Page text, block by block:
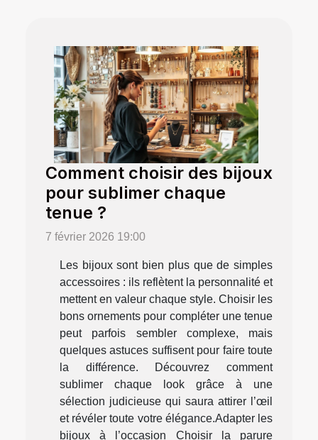
Comment choisir des bijoux
pour sublimer chaque
tenue ?
7 février 2026 19:00
Les bijoux sont bien plus que de simples
accessoires : ils reflètent la personnalité et
mettent en valeur chaque style. Choisir les
bons ornements pour compléter une tenue
peut parfois sembler complexe, mais
quelques astuces suffisent pour faire toute
la différence. Découvrez comment
sublimer chaque look grâce à une
sélection judicieuse qui saura attirer l’œil
et révéler toute votre élégance.Adapter les
bijoux à l’occasion Choisir la parure